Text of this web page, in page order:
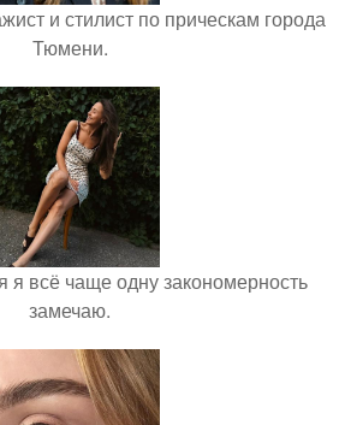
и стилист по прическам города
Тюмени.
я всё чаще одну закономерность
замечаю.